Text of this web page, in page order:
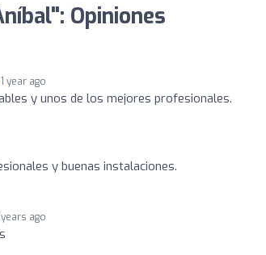
Opiniones
1 year ago
y unos de los mejores profesionales.
y buenas instalaciones.
ago